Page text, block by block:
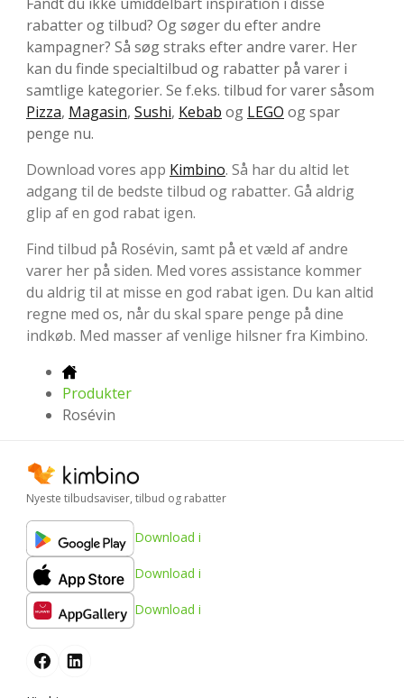
rabatter og tilbud? Og søger du efter andre
kampagner? Så søg straks efter andre varer. Her
kan du finde specialtilbud og rabatter på varer i
samtlige kategorier. Se f.eks. tilbud for varer såsom
Pizza, Magasin, Sushi, Kebab og LEGO og spar
penge nu.
Download vores app Kimbino. Så har du altid let
adgang til de bedste tilbud og rabatter. Gå aldrig
glip af en god rabat igen.
Find tilbud på Rosévin, samt på et væld af andre
varer her på siden. Med vores assistance kommer
du aldrig til at misse en god rabat igen. Du kan altid
regne med os, når du skal spare penge på dine
indkøb. Med masser af venlige hilsner fra Kimbino.
Produkter
Rosévin
Nyeste tilbudsaviser, tilbud og rabatter
Download i
Download i
Download i